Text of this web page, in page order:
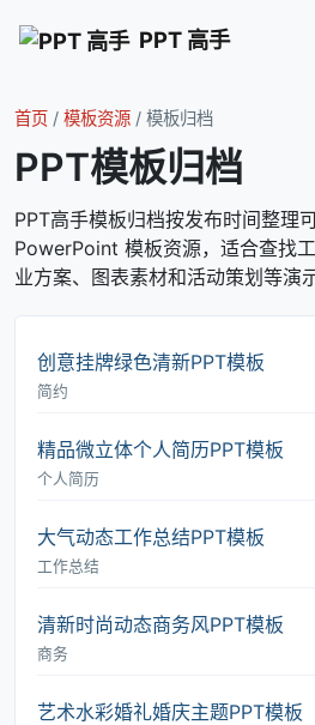
PPT 高手
首页 / 模板资源 / 模板归档
PPT模板归档
PPT高手模板归档按发布时间整理
PowerPoint 模板资源，适合查找
业方案、图表素材和活动策划等演
创意挂牌绿色清新PPT模板
简约
精品微立体个人简历PPT模板
个人简历
大气动态工作总结PPT模板
工作总结
清新时尚动态商务风PPT模板
商务
艺术水彩婚礼婚庆主题PPT模板